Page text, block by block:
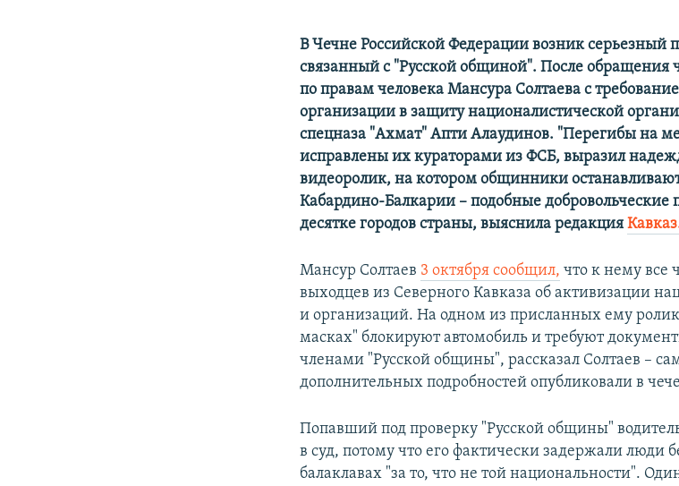
В Чечне Российской Федерации возник серьезный
связанный с "Русской общиной". После обращения
по правам человека Мансура Солтаева с
организации в защиту националистической
спецназа "Ахмат" Апти Алаудинов. "Перегибы на
исправлены их кураторами из ФСБ, выразил
видеоролик, на котором общинники
Кабардино-Балкарии – подобные добровольческие
десятке городов страны, выяснила редакция
Мансур Солтаев 3 октября сообщил, что к нему все
выходцев из Северного Кавказа об активизации
и организаций. На одном из присланных ему
масках" блокируют автомобиль и требуют
членами "Русской общины", рассказал Солтаев –
дополнительных подробностей опубликовали в
Попавший под проверку "Русской общины"
в суд, потому что его фактически задержали люди
балаклавах "за то, что не той национальности".